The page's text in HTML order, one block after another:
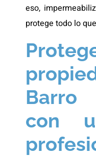
eso,
protege todo lo
Barro
con